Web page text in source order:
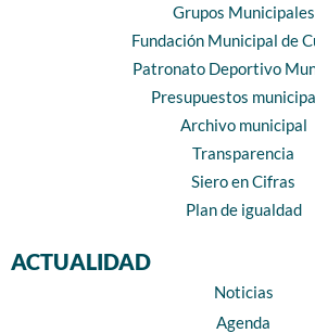
Grupos Municipales
Fundación Municipal de
Patronato Deportivo
Presupuestos
Archivo municipal
Transparencia
Siero en Cifras
Plan de igualdad
ACTUALIDAD
Noticias
Agenda